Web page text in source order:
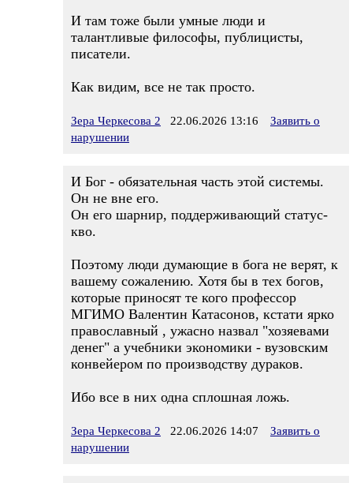
И там тоже были умные люди и
талантливые философы, публицисты,
писатели.
Как видим, все не так просто.
Зера Черкесова 2 22.06.2026 13:16
Заявить о
нарушении
И Бог - обязательная часть этой системы.
Он не вне его.
Он его шарнир, поддерживающий статус-
кво.
Поэтому люди думающие в бога не верят, к
вашему сожалению. Хотя бы в тех богов,
которые приносят те кого профессор
МГИМО Валентин Катасонов, кстати ярко
православный , ужасно назвал "хозяевами
денег" а учебники экономики - вузовским
конвейером по производству дураков.
Ибо все в них одна сплошная ложь.
Зера Черкесова 2 22.06.2026 14:07
Заявить о
нарушении